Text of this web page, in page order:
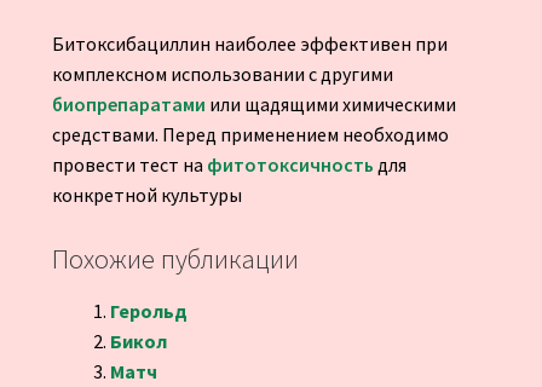
Битоксибациллин наиболее эффективен при
комплексном использовании с другими
биопрепаратами или щадящими химическими
средствами. Перед применением необходимо
провести тест на фитотоксичность для
конкретной культуры
Похожие публикации
Герольд
Бикол
Матч